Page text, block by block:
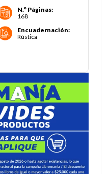
N.° Páginas:
168
Encuadernación:
Rústica